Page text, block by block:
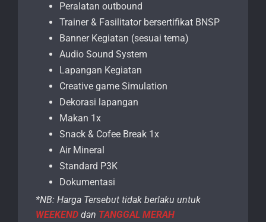
Peralatan outbound
Trainer & Fasilitator bersertifikat BNSP
Banner Kegiatan (sesuai tema)
Audio Sound System
Lapangan Kegiatan
Creative game Simulation
Dekorasi lapangan
Makan 1x
Snack & Cofee Break 1x
Air Mineral
Standard P3K
Dokumentasi
*NB: Harga Tersebut tidak berlaku untuk
WEEKEND dan TANGGAL MERAH